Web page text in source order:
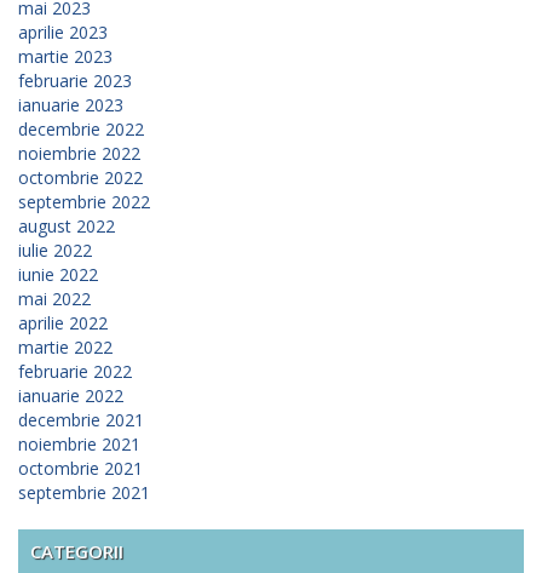
mai 2023
aprilie 2023
martie 2023
februarie 2023
ianuarie 2023
decembrie 2022
noiembrie 2022
octombrie 2022
septembrie 2022
august 2022
iulie 2022
iunie 2022
mai 2022
aprilie 2022
martie 2022
februarie 2022
ianuarie 2022
decembrie 2021
noiembrie 2021
octombrie 2021
septembrie 2021
CATEGORII